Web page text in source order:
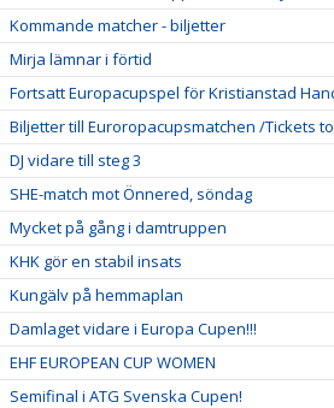
Kommande matcher - biljetter
Mirja lämnar i förtid
Fortsatt Europacupspel för Kristianstad
Biljetter till Euroropacupsmatchen /Tickets to
DJ vidare till steg 3
SHE-match mot Önnered, söndag
Mycket på gång i damtruppen
KHK gör en stabil insats
Kungälv på hemmaplan
Damlaget vidare i Europa Cupen!!!
EHF EUROPEAN CUP WOMEN
Semifinal i ATG Svenska Cupen!